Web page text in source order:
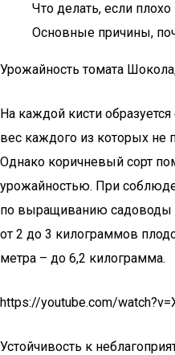
Что делать, если
Основные причины,
Урожайность томата
На каждой кисти
вес каждого из которых
Однако коричневый сорт
урожайностью. При
по выращиванию садоводы
от 2 до 3 килограммов
метра – до 6,2 килограмма.
https://youtube.com/
Устойчивость к